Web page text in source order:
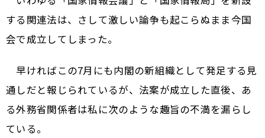
する関連法は、さして激しい論争も起こらぬまま今国
会で成立してしまった。
早ければこの7月にも内閣の新組織として発足する見
通しだと報じられているが、法案が成立した直後、あ
る外務省関係者は私に次のような趣旨の不満を漏らし
ている。